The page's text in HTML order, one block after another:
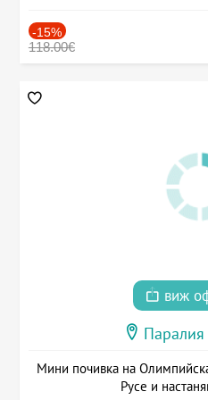
-15%
118.00€
виж
Мини почивка на
Русе и